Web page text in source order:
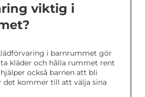
viktig i
i barnrummet gör
kläder och hålla rummet rent
också barnen att bli
det kommer till att välja sina